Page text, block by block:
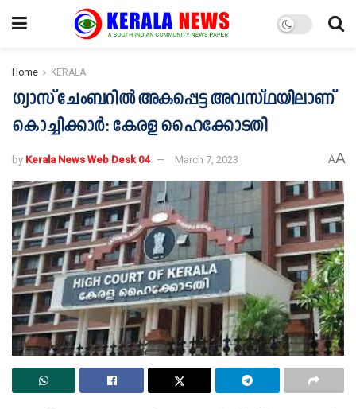
Home KERALA
ഗ്യാസ് ചേംബറിൽ അകപ്പെട്ട അവസ്ഥയിലാണ്
കൊച്ചിക്കാർ: കേരള ഹൈക്കോടതി
by Kerala News Web Desk 04 March 7, 2023 AA